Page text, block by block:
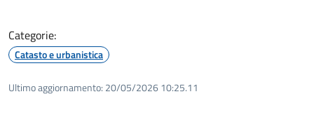
Categorie:
Catasto e urbanistica
Ultimo aggiornamento: 20/05/2026 10:25.11